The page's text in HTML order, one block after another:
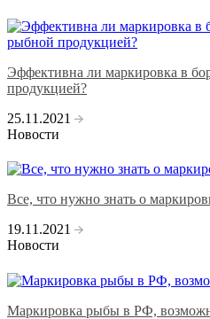
Эффективна ли маркировка в
продукцией?
25.11.2021
Новости
Все, что нужно знать о
19.11.2021
Новости
Маркировка рыбы в РФ,